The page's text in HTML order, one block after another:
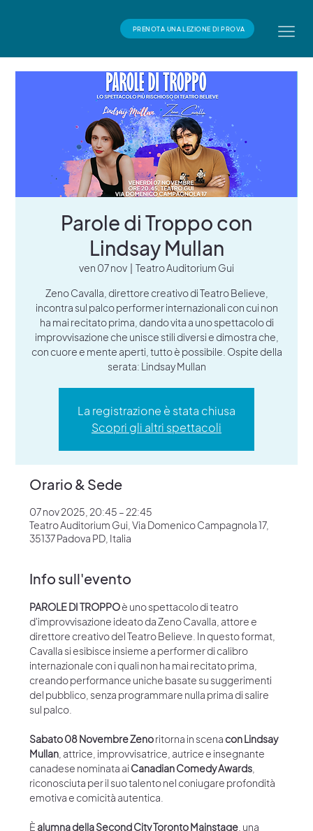
PRENOTA UNA LEZIONE DI PROVA
Parole di Troppo con
Lindsay Mullan
ven 07 nov Teatro Auditorium Gui
Zeno Cavalla, direttore creativo di Teatro Believe,
incontra sul palco performer internazionali con cui non
ha mai recitato prima, dando vita a uno spettacolo di
improvvisazione che unisce stili diversi e dimostra che,
con cuore e mente aperti, tutto è possibile. Ospite della
serata: Lindsay Mullan
La registrazione è stata chiusa
Scopri gli altri spettacoli
Orario & Sede
07 nov 2025, 20:45 – 22:45
Teatro Auditorium Gui, Via Domenico Campagnola 17,
35137 Padova PD, Italia
Info sull'evento
PAROLE DI TROPPO è uno spettacolo di teatro
d'improvvisazione ideato da Zeno Cavalla, attore e
direttore creativo del Teatro Believe. In questo format,
Cavalla si esibisce insieme a performer di calibro
internazionale con i quali non ha mai recitato prima,
creando performance uniche basate su suggerimenti
del pubblico, senza programmare nulla prima di salire
sul palco.
Sabato 08 Novembre Zeno ritorna in scena con Lindsay
Mullan , attrice, improvvisatrice, autrice e insegnante
canadese nominata ai Canadian Comedy Awards
riconosciuta per il suo talento nel coniugare profondità
emotiva e comicità autentica.
È alumna della Second City Toronto Mainstage , una